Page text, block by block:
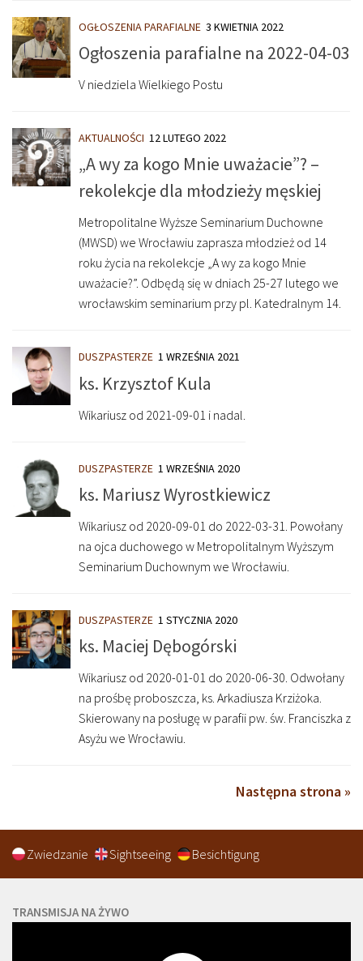
OGŁOSZENIA PARAFIALNE 3 KWIETNIA 2022
Ogłoszenia parafialne na 2022-04-03
V niedziela Wielkiego Postu
AKTUALNOŚCI 12 LUTEGO 2022
„A wy za kogo Mnie uważacie”? –
rekolekcje dla młodzieży męskiej
Metropolitalne Wyższe Seminarium Duchowne
(MWSD) we Wrocławiu zaprasza młodzież od 14
roku życia na rekolekcje „A wy za kogo Mnie
uważacie?”. Odbędą się w dniach 25-27 lutego we
wrocławskim seminarium przy pl. Katedralnym 14.
DUSZPASTERZE 1 WRZEŚNIA 2021
ks. Krzysztof Kula
Wikariusz od 2021-09-01 i nadal.
DUSZPASTERZE 1 WRZEŚNIA 2020
ks. Mariusz Wyrostkiewicz
Wikariusz od 2020-09-01 do 2022-03-31. Powołany
na ojca duchowego w Metropolitalnym Wyższym
Seminarium Duchownym we Wrocławiu.
DUSZPASTERZE 1 STYCZNIA 2020
ks. Maciej Dębogórski
Wikariusz od 2020-01-01 do 2020-06-30. Odwołany
na prośbę proboszcza, ks. Arkadiusza Krziżoka.
Skierowany na posługę w parafii pw. św. Franciszka z
Asyżu we Wrocławiu.
Następna strona »
Zwiedzanie Sightseeing Besichtigung
TRANSMISJA NA ŻYWO